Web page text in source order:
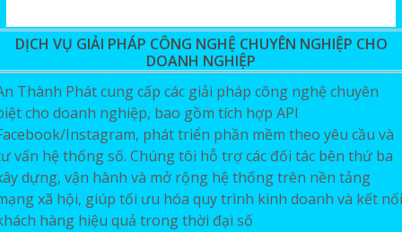
DỊCH VỤ GIẢI PHÁP CÔNG NGHỆ CHUYÊN NGHIỆP CHO
DOANH NGHIỆP
Thành Phát cung cấp các giải pháp công nghệ chuyên
cho doanh nghiệp, bao gồm tích hợp API
Instagram, phát triển phần mềm theo yêu cầu và
vấn hệ thống số. Chúng tôi hỗ trợ các đối tác bên thứ ba
dựng, vận hành và mở rộng hệ thống trên nền tảng
xã hội, giúp tối ưu hóa quy trình kinh doanh và kết nối
hàng hiệu quả trong thời đại số